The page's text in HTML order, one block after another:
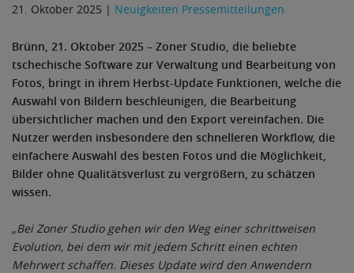
21. Oktober 2025 | Neuigkeiten Pressemitteilungen
Brünn, 21. Oktober 2025 – Zoner Studio, die beliebte
tschechische Software zur Verwaltung und Bearbeitung von
Fotos, bringt in ihrem Herbst-Update Funktionen, welche die
Auswahl von Bildern beschleunigen, die Bearbeitung
übersichtlicher machen und den Export vereinfachen. Die
Nutzer werden insbesondere den schnelleren Workflow, die
einfachere Auswahl des besten Fotos und die Möglichkeit,
Bilder ohne Qualitätsverlust zu vergrößern, zu schätzen
wissen.
„Bei Zoner Studio gehen wir den Weg einer schrittweisen
Evolution, bei dem wir mit jedem Schritt einen echten
Mehrwert schaffen. Dieses Update wird den Anwendern